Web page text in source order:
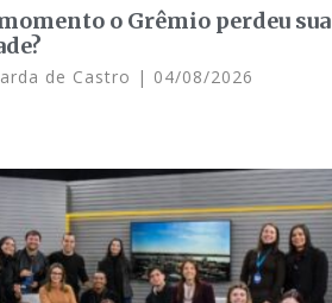
o Grêmio perdeu sua
de Castro 04/08/2026